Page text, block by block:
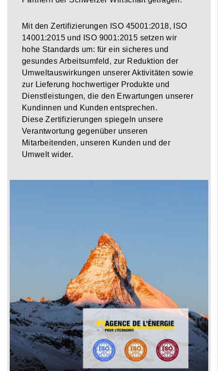
Mit den Zertifizierungen ISO 45001:2018, ISO
14001:2015 und ISO 9001:2015 setzen wir
hohe Standards um: für ein sicheres und
gesundes Arbeitsumfeld, zur Reduktion der
Umweltauswirkungen unserer Aktivitäten sowie
zur Lieferung hochwertiger Produkte und
Dienstleistungen, die den Erwartungen unserer
Kundinnen und Kunden entsprechen.
Diese Zertifizierungen spiegeln unsere
Verantwortung gegenüber unseren
Mitarbeitenden, unseren Kunden und der
Umwelt wider.